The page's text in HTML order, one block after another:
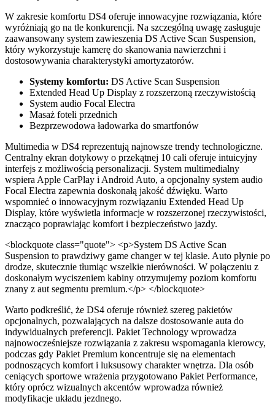
W zakresie komfortu DS4 oferuje innowacyjne rozwiązania, które
wyróżniają go na tle konkurencji. Na szczególną uwagę zasługuje
zaawansowany system zawieszenia DS Active Scan Suspension,
który wykorzystuje kamerę do skanowania nawierzchni i
dostosowywania charakterystyki amortyzatorów.
Systemy komfortu: DS Active Scan Suspension
Extended Head Up Display z rozszerzoną rzeczywistością
System audio Focal Electra
Masaż foteli przednich
Bezprzewodowa ładowarka do smartfonów
Multimedia w DS4 reprezentują najnowsze trendy technologiczne.
Centralny ekran dotykowy o przekątnej 10 cali oferuje intuicyjny
interfejs z możliwością personalizacji. System multimedialny
wspiera Apple CarPlay i Android Auto, a opcjonalny system audio
Focal Electra zapewnia doskonałą jakość dźwięku. Warto
wspomnieć o innowacyjnym rozwiązaniu Extended Head Up
Display, które wyświetla informacje w rozszerzonej rzeczywistości,
znacząco poprawiając komfort i bezpieczeństwo jazdy.
<blockquote class="quote"> <p>System DS Active Scan
Suspension to prawdziwy game changer w tej klasie. Auto płynie po
drodze, skutecznie tłumiąc wszelkie nierówności. W połączeniu z
doskonałym wyciszeniem kabiny otrzymujemy poziom komfortu
znany z aut segmentu premium.</p> </blockquote>
Warto podkreślić, że DS4 oferuje również szereg pakietów
opcjonalnych, pozwalających na dalsze dostosowanie auta do
indywidualnych preferencji. Pakiet Technology wprowadza
najnowocześniejsze rozwiązania z zakresu wspomagania kierowcy,
podczas gdy Pakiet Premium koncentruje się na elementach
podnoszących komfort i luksusowy charakter wnętrza. Dla osób
ceniących sportowe wrażenia przygotowano Pakiet Performance,
który oprócz wizualnych akcentów wprowadza również
modyfikacje układu jezdnego.